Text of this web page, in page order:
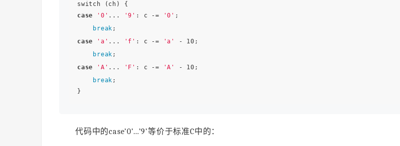
case
'0' ... '9' : c -= '0' ;
break
case
'a' ... 'f' : c -= 'a'
- 10;
break
case
'A' ... 'F' : c -= 'A'
- 10;
break ;
代码中的case’0’…’9’等价于标准C中的：